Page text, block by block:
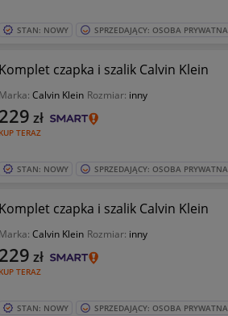
STAN: NOWY SPRZEDAJĄCY: OSOBA PRYWATNA
Komplet czapka i szalik Calvin Klein
Marka: Calvin Klein Rozmiar: inny
KUP TERAZ
229 zł
STAN: NOWY SPRZEDAJĄCY: OSOBA PRYWATNA
Komplet czapka i szalik Calvin Klein
Marka: Calvin Klein Rozmiar: inny
KUP TERAZ
229 zł
STAN: NOWY SPRZEDAJĄCY: OSOBA PRYWATNA